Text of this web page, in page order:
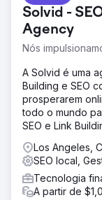
Solvid -
Agency
Nós
A Solvid é uma
Building e SEO
prosperarem
todo o mundo
SEO e Link
Los Angeles,
SEO local,
Tecnologia
A partir de